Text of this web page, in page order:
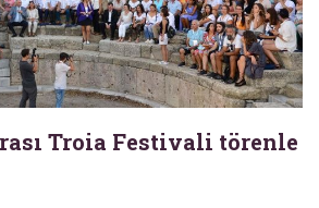
Troia Festivali törenle